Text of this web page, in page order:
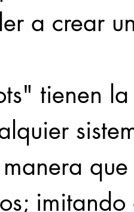
a crear
tienen